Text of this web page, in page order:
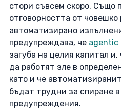
стори съвсем скоро. Също
отговорността от
автоматизирано
предупреждава, че agentic
загуба на целия капитал
да работят зле в
като и че
бъдат трудни за спиране
предупреждения.